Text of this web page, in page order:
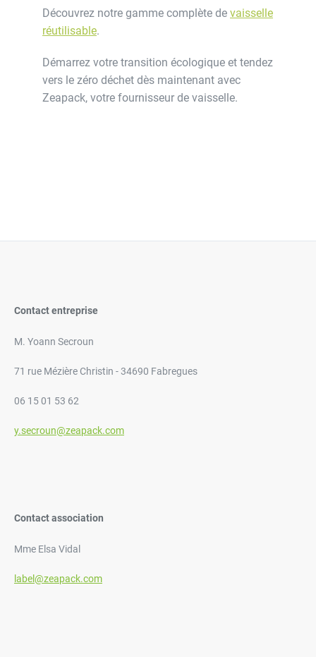
Découvrez notre gamme complète de vaisselle
réutilisable.
Démarrez votre transition écologique et tendez
vers le zéro déchet dès maintenant avec
Zeapack, votre fournisseur de vaisselle.
Contact entreprise
M. Yoann Secroun
71 rue Mézière Christin - 34690 Fabregues
06 15 01 53 62
y.secroun@zeapack.com
Contact association
Mme Elsa Vidal
label@zeapack.com